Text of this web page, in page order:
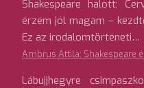
Shakespeare halott;
érzem jól magam –
Ez az irodalomtörténeti…
Ambrus Attila: Shakespeare
Lábujjhegyre